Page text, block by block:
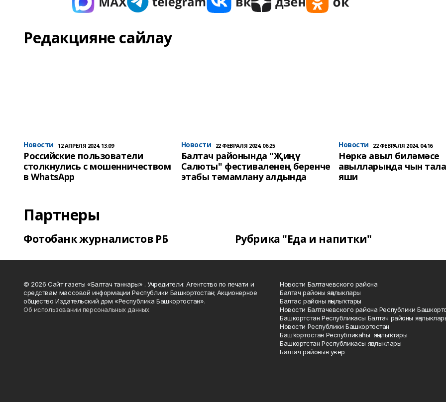
Редакцияне сайлау
Новости 12 АПРЕЛЯ 2024, 13:09
Российские пользователи
столкнулись с мошенничеством
в WhatsApp
Новости 22 ФЕВРАЛЯ 2024, 06:25
Балтач районында "Җиңү
Салюты" фестиваленең беренче
этабы тәмамлану алдында
Новости 22 ФЕВРАЛЯ 2024, 04:16
Нөркә авыл биләмәсе
авылларында чын
яши
Партнеры
Фотобанк журналистов РБ Рубрика "Еда и напитки"
© 2026 Сайт газеты «Балтач таннары» . Учредители: Агентство по печати и
средствам массовой информации Республики Башкортостан; Акционерное
общество Издательский дом «Республика Башкортостан».
Об использовании персональных данных
Новости Балтачевского района
Балтач районы яңалыклары
Балтас районы яңылыҡтары
Новости Балтачевского района Республики
Башкортстан Республикасы Балтач районы
Новости Республики Башкортостан
Башҡортостан Республикаһы яңылыҡтары
Башкортстан Республикасы яңалыклары
Балтач районын увер